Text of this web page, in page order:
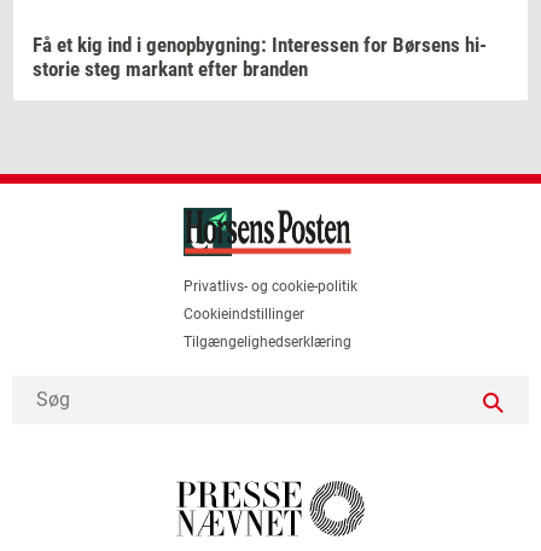
Få et kig ind i genop­byg­ning: In­ter­es­sen for Bør­sens hi­
sto­rie steg mar­kant efter bran­den
Privatlivs- og cookie-politik
Cookieindstillinger
Tilgængelighedserklæring